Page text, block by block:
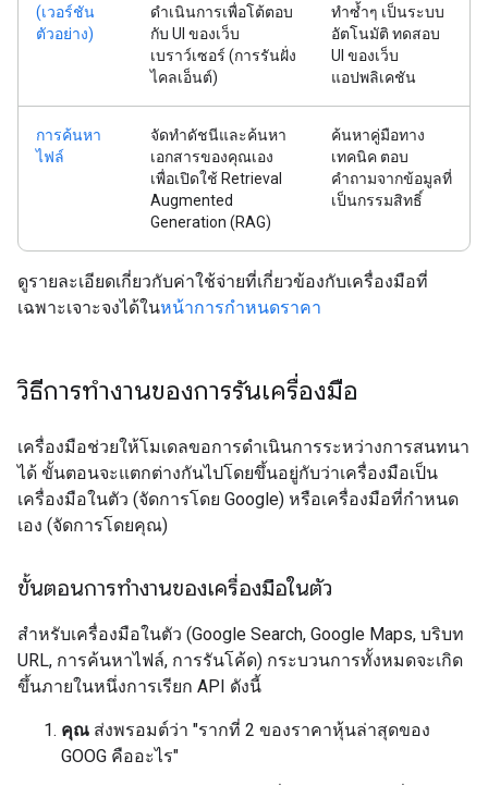
(เวอร์ชัน
ตัวอย่าง)
ดำเนินการเพื่อโต้ตอบ
กับ UI ของเว็บ
เบราว์เซอร์ (การรันฝั่ง
ไคลเอ็นต์)
ทำซ้ำๆ เป็นระบบ
อัตโนมัติ ทดสอบ
UI ของเว็บ
แอปพลิเคชัน
การค้นหา
ไฟล์
จัดทำดัชนีและค้นหา
เอกสารของคุณเอง
เพื่อเปิดใช้ Retrieval
Augmented
Generation (RAG)
ค้นหาคู่มือทาง
เทคนิค ตอบ
คำถามจากข้อมูลที่
เป็นกรรมสิทธิ์
ดูรายละเอียดเกี่ยวกับค่าใช้จ่ายที่เกี่ยวข้องกับเครื่องมือที่
เฉพาะเจาะจงได้ในหน้าการกำหนดราคา
วิธีการทำงานของการรันเครื่องมือ
เครื่องมือช่วยให้โมเดลขอการดำเนินการระหว่างการสนทนา
ได้ ขั้นตอนจะแตกต่างกันไปโดยขึ้นอยู่กับว่าเครื่องมือเป็น
เครื่องมือในตัว (จัดการโดย Google) หรือเครื่องมือที่กำหนด
เอง (จัดการโดยคุณ)
ขั้นตอนการทำงานของเครื่องมือในตัว
สำหรับเครื่องมือในตัว (Google Search, Google Maps, บริบท
URL, การค้นหาไฟล์, การรันโค้ด) กระบวนการทั้งหมดจะเกิด
ขึ้นภายในหนึ่งการเรียก API ดังนี้
คุณ ส่งพรอมต์ว่า "รากที่ 2 ของราคาหุ้นล่าสุดของ
GOOG คืออะไร"